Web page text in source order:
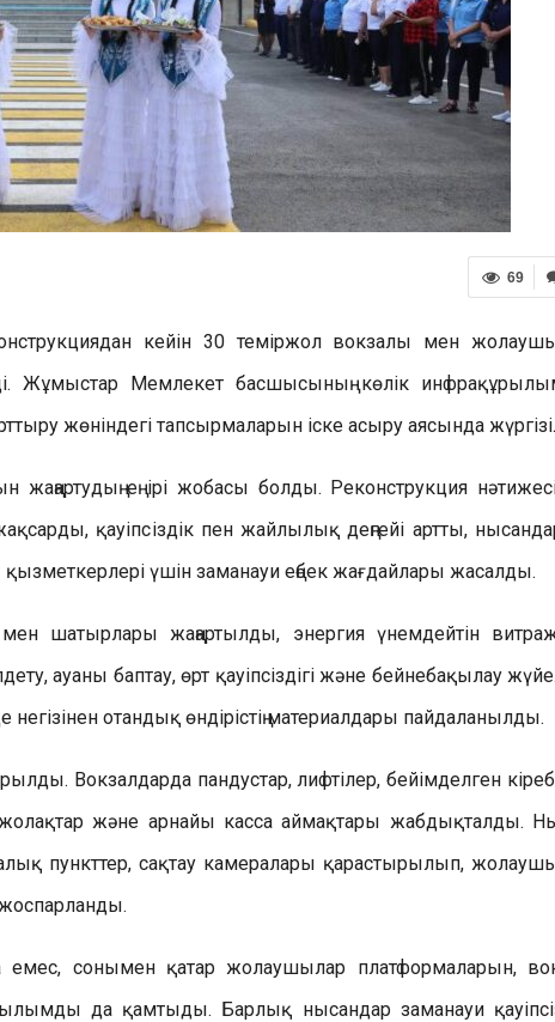
69
кейін 30 теміржол вокзалы мен
Жұмыстар Мемлекет басшысының көлік
жөніндегі тапсырмаларын іске асыру аясында
ең ірі жобасы болды. Реконструкция
қауіпсіздік пен жайлылық деңгейі артты,
қызметкерлері үшін заманауи еңбек жағдайлары жасалды.
шатырлары жаңартылды, энергия үнемдейтін
ауаны баптау, өрт қауіпсіздігі және бейнебақылау
отандық өндірістің материалдары пайдаланылды.
Вокзалдарда пандустар, лифтілер, бейімделген
және арнайы касса аймақтары жабдықталды.
пункттер, сақтау камералары қарастырылып,
емес, сонымен қатар жолаушылар платформаларын,
да қамтыды. Барлық нысандар заманауи